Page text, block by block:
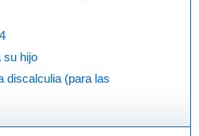
su hijo
discalculia (para las